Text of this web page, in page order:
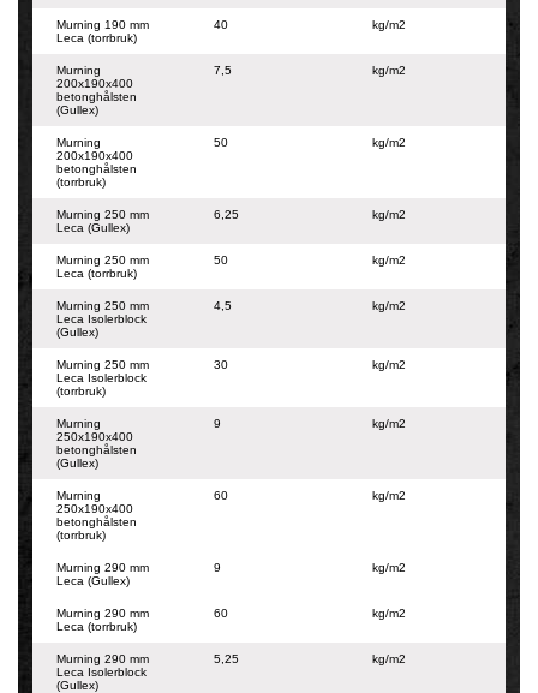
Murning 190 mm
Leca (torrbruk)
40 kg/m2
Murning
200x190x400
betonghålsten
(Gullex)
7,5 kg/m2
Murning
200x190x400
betonghålsten
(torrbruk)
50 kg/m2
Murning 250 mm
Leca (Gullex)
6,25 kg/m2
Murning 250 mm
Leca (torrbruk)
50 kg/m2
Murning 250 mm
Leca Isolerblock
(Gullex)
4,5 kg/m2
Murning 250 mm
Leca Isolerblock
(torrbruk)
30 kg/m2
Murning
250x190x400
betonghålsten
(Gullex)
9 kg/m2
Murning
250x190x400
betonghålsten
(torrbruk)
60 kg/m2
Murning 290 mm
Leca (Gullex)
9 kg/m2
Murning 290 mm
Leca (torrbruk)
60 kg/m2
Murning 290 mm
Leca Isolerblock
(Gullex)
5,25 kg/m2